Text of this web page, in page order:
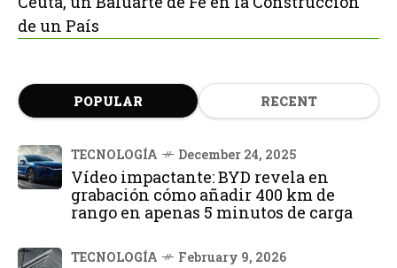
de un País
POPULAR RECENT
TECNOLOGÍA December 24, 2025
Vídeo impactante: BYD revela en
grabación cómo añadir 400 km de
rango en apenas 5 minutos de carga
TECNOLOGÍA February 9, 2026